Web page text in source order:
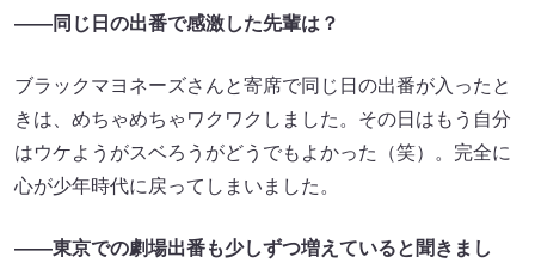
——同じ日の出番で感激した先輩は？
ブラックマヨネーズさんと寄席で同じ日の出番が入ったと
きは、めちゃめちゃワクワクしました。その日はもう自分
はウケようがスベろうがどうでもよかった（笑）。完全に
心が少年時代に戻ってしまいました。
——東京での劇場出番も少しずつ増えていると聞きまし